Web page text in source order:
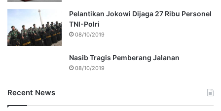
Pelantikan Jokowi Dijaga 27 Ribu Personel
TNI-Polri
08/10/2019
Nasib Tragis Pemberang Jalanan
08/10/2019
Recent News